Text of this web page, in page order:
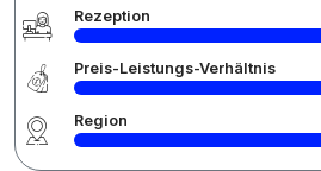
Rezeption
Preis-Leistungs-Verhältnis
Region